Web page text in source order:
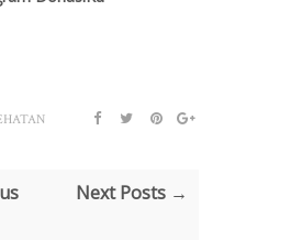
Next Posts →